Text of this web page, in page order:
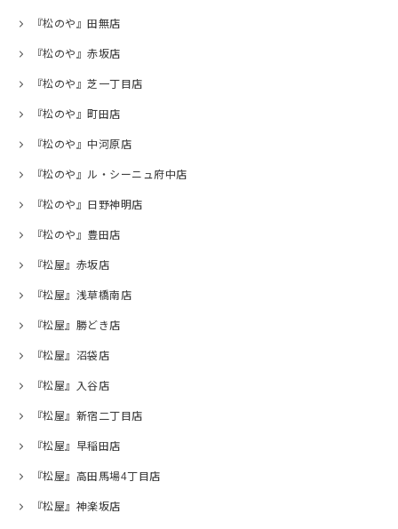
『松のや』田無店
『松のや』赤坂店
『松のや』芝一丁目店
『松のや』町田店
『松のや』中河原店
『松のや』ル・シーニュ府中店
『松のや』日野神明店
『松のや』豊田店
『松屋』赤坂店
『松屋』浅草橋南店
『松屋』勝どき店
『松屋』沼袋店
『松屋』入谷店
『松屋』新宿二丁目店
『松屋』早稲田店
『松屋』高田馬場4丁目店
『松屋』神楽坂店